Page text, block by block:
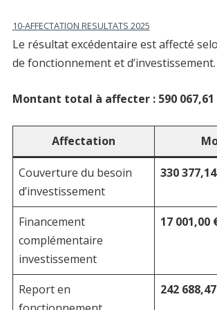
10-AFFECTATION RESULTATS 2025
Le résultat excédentaire est affecté
de fonctionnement et d’investissement.
Montant total à affecter : 590 067,61
Affectation
Couverture du besoin
d’investissement
330
Financement
complémentaire
investissement
17 001,00
Report en
242